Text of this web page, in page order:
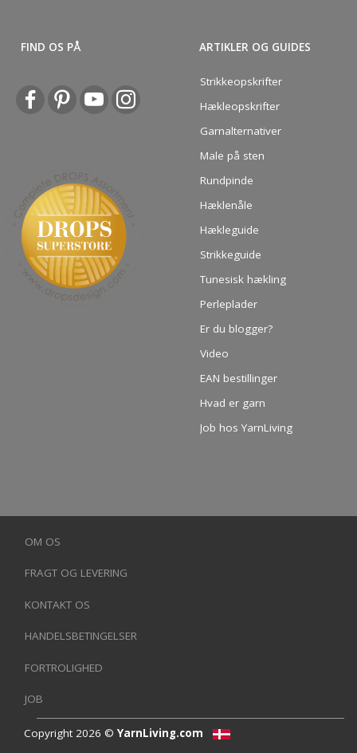
FIND OS PÅ ARTIKLER OG GUIDES
Strikkeopskrifter
Hækleopskrifter
Garnalternativer
Male på sten
Rundpinde
Hæklenåle
Hækleguide
Strikkeguide
Tunesisk hækling
Perleplader
Er du blogger?
Video
EAN bestillinger
Hvad er garn
Job hos YarnLiving
OM OS
FRAGT OG LEVERING
KONTAKT OS
HANDELSBETINGELSER
FORTROLIGHED
JOB
Copyright 2026 © YarnLiving.com